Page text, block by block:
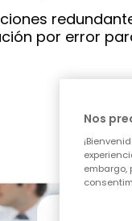
por error
Nos